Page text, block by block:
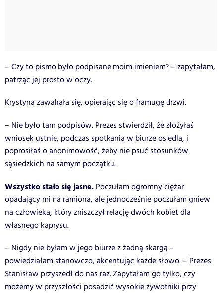
– Czy to pismo było podpisane moim imieniem? – zapytałam,
patrząc jej prosto w oczy.
Krystyna zawahała się, opierając się o framugę drzwi.
– Nie było tam podpisów. Prezes stwierdził, że złożyłaś
wniosek ustnie, podczas spotkania w biurze osiedla, i
poprosiłaś o anonimowość, żeby nie psuć stosunków
sąsiedzkich na samym początku.
Wszystko stało się jasne. Poczułam ogromny ciężar
opadający mi na ramiona, ale jednocześnie poczułam gniew
na człowieka, który zniszczył relację dwóch kobiet dla
własnego kaprysu.
– Nigdy nie byłam w jego biurze z żadną skargą –
powiedziałam stanowczo, akcentując każde słowo. – Prezes
Stanisław przyszedł do nas raz. Zapytałam go tylko, czy
możemy w przyszłości posadzić wysokie żywotniki przy